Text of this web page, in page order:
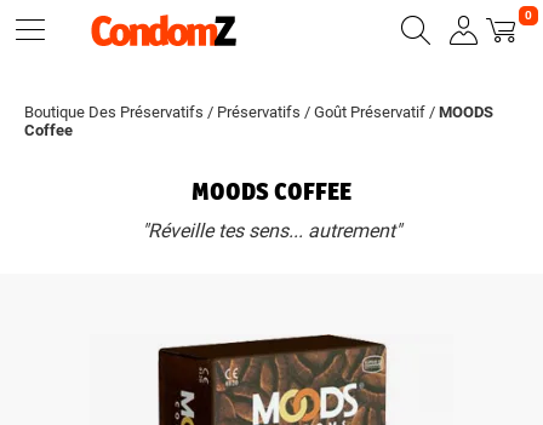
0
Boutique Des Préservatifs / Préservatifs / Goût Préservatif / MOODS
Coffee
MOODS COFFEE
"Réveille tes sens... autrement"